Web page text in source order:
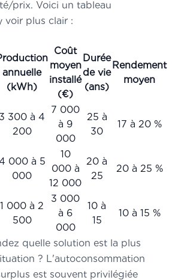
prix. Voici un tableau
voir plus clair :
annuelle
(kWh)
Coût
moyen
installé
(€)
Durée
de vie
(ans)
Rendement
moyen
3 300 à 4
200
7 000
à 9
000
25 à
30
17 à 20 %
000 à 5
000
10
000 à
12 000
20 à
25
20 à 25 %
1 000 à 2
500
3 000
à 6
000
10 à
15
10 à 15 %
quelle solution est la plus
? L'autoconsommation
est souvent privilégiée